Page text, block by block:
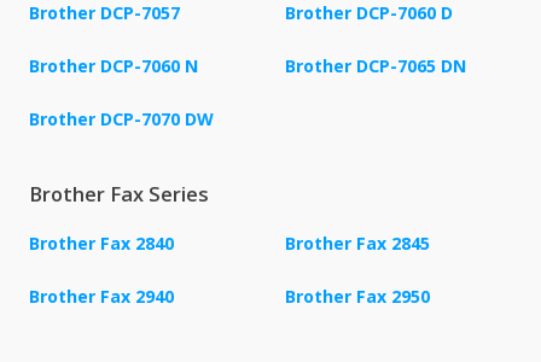
Brother DCP-7057 Brother DCP-7060 D
Brother DCP-7060 N Brother DCP-7065 DN
Brother DCP-7070 DW
Brother Fax Series
Brother Fax 2840 Brother Fax 2845
Brother Fax 2940 Brother Fax 2950